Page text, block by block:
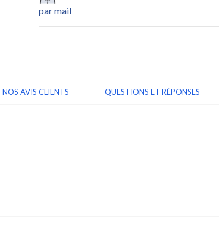
par mail
NOS AVIS CLIENTS QUESTIONS ET RÉPONSES